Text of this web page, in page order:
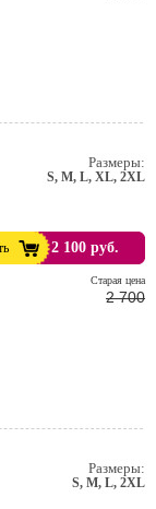
Размеры:
S, M, L, XL, 2XL
2 100 руб.
Cтарая цена
2 700
Размеры:
S, M, L, 2XL